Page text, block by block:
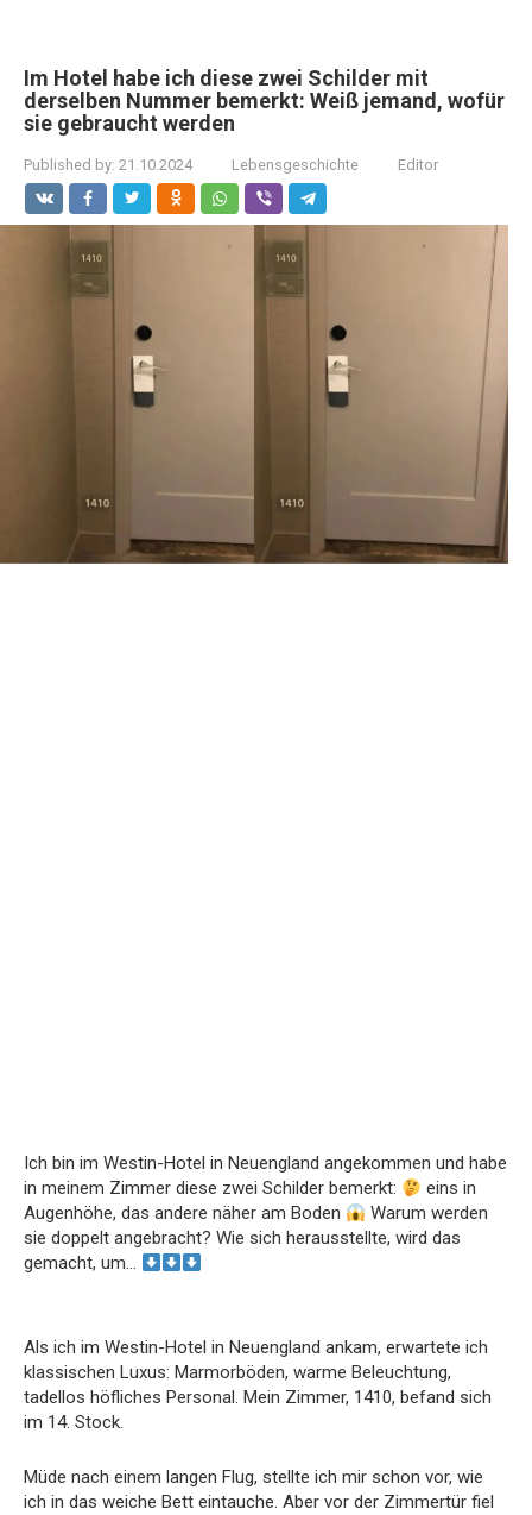
Im Hotel habe ich diese zwei Schilder mit
derselben Nummer bemerkt: Weiß jemand, wofür
sie gebraucht werden
Published by: 21.10.2024 Lebensgeschichte Editor
Ich bin im Westin-Hotel in Neuengland angekommen und habe
in meinem Zimmer diese zwei Schilder bemerkt:
eins in
Augenhöhe, das andere näher am Boden
Warum werden
sie doppelt angebracht? Wie sich herausstellte, wird das
gemacht, um…
Als ich im Westin-Hotel in Neuengland ankam, erwartete ich
klassischen Luxus: Marmorböden, warme Beleuchtung,
tadellos höfliches Personal. Mein Zimmer, 1410, befand sich
im 14. Stock.
Müde nach einem langen Flug, stellte ich mir schon vor, wie
ich in das weiche Bett eintauche. Aber vor der Zimmertür fiel